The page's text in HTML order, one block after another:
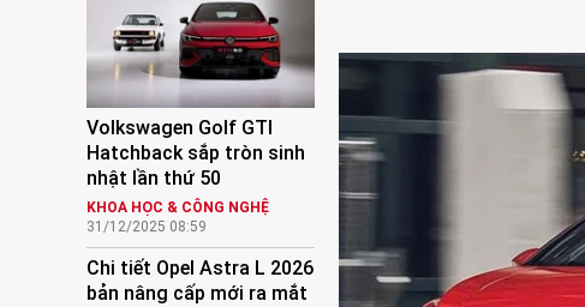
Volkswagen Golf GTI
Hatchback sắp tròn sinh
nhật lần thứ 50
KHOA HỌC & CÔNG NGHỆ
31/12/2025 08:59
Chi tiết Opel Astra L 2026
bản nâng cấp mới ra mắt